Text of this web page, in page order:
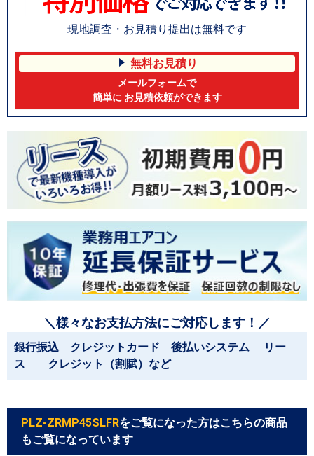
現地調査・お見積り提出は無料です
無料お見積り
メールフォームで
簡単に お見積依頼ができます
＼様々なお支払方法にご対応します！／
銀行振込 クレジットカード 後払いシステム リー
ス クレジット（割賦）など
PLZ-ZRMP45SLFRをご覧になった方はこちらの商品
もご覧になっています